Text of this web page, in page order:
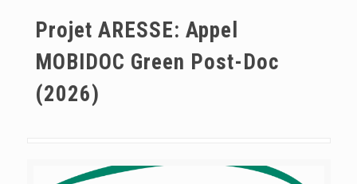
Projet ARESSE: Appel
MOBIDOC Green Post-Doc
(2026)